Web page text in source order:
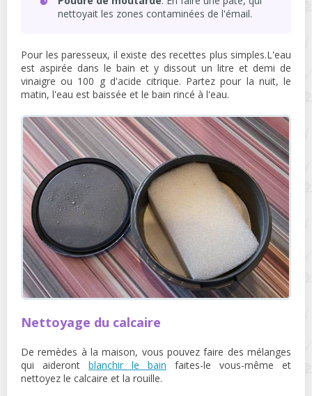
nettoyait les zones contaminées de l'émail.
Pour les paresseux, il existe des recettes plus simples.L'eau
est aspirée dans le bain et y dissout un litre et demi de
vinaigre ou 100 g d'acide citrique. Partez pour la nuit, le
matin, l'eau est baissée et le bain rincé à l'eau.
Nettoyage du calcaire
De remèdes à la maison, vous pouvez faire des mélanges
qui aideront blanchir le bain faites-le vous-même et
nettoyez le calcaire et la rouille.